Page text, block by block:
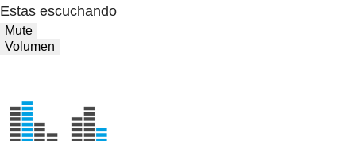
Estas escuchando
Mute
Volumen